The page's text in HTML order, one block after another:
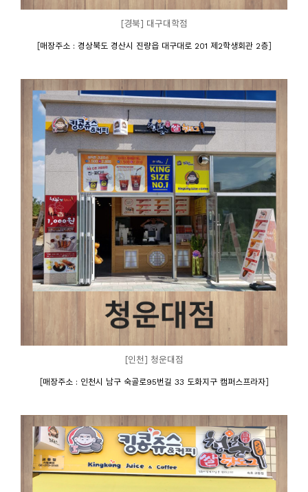
[경북] 대구대학점
[매장주소 : 경상북도 경산시 진량읍 대구대로 201 제2학생회관 2층]
[인천] 청운대점
[매장주소 : 인천시 남구 숙골로95번길 33 도화지구 캠퍼스프라자]